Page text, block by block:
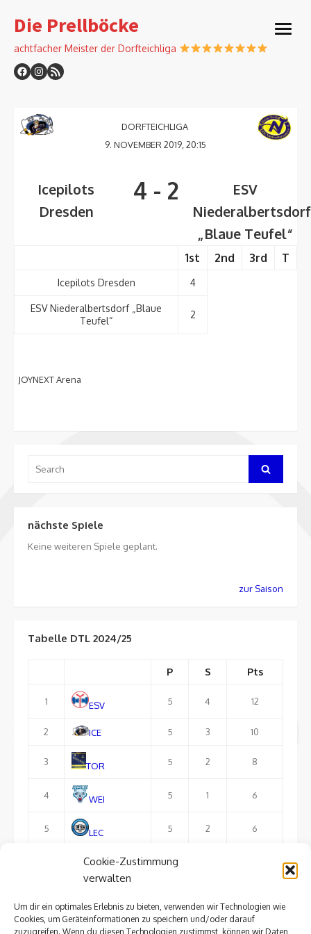
Cookie-Zustimmung
verwalten
Um dir ein optimales Erlebnis zu bieten, verwenden wir Technologien wie
Cookies, um Geräteinformationen zu speichern und/oder darauf
zuzugreifen. Wenn du diesen Technologien zustimmst, können wir Daten
to
Die Prellböcke
achtfacher Meister der Dorfteichliga
open
DORFTEICHLIGA
9. NOVEMBER 2019, 20:15
Icepilots
Dresden
4 - 2
ESV
Niederalbertsdorf
„Blaue Teufel“
1st 2nd 3rd T
Icepilots Dresden 4
ESV Niederalbertsdorf „Blaue
Teufel“
2
JOYNEXT Arena
for:
Search
nächste Spiele
Keine weiteren Spiele geplant.
zur Saison
Tabelle DTL 2024/25
P S Pts
1 ESV 5 4 12
2 ICE 5 3 10
3 TOR 5 2 8
4 WEI 5 1 6
5 LEC 5 2 6
FTL 5
ausführliche Tabelle